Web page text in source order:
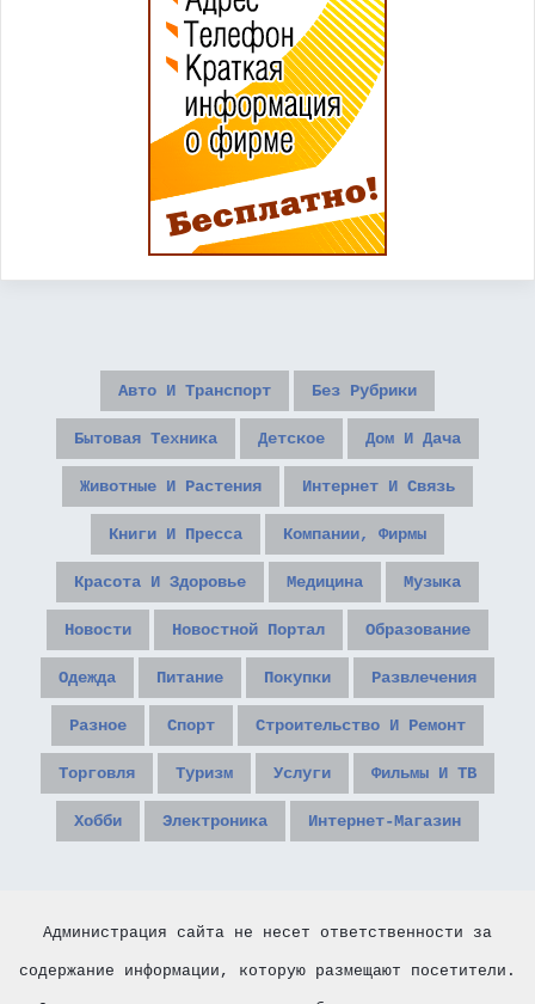
Авто И Транспорт Без Рубрики
Бытовая Техника Детское Дом И Дача
Животные И Растения Интернет И Связь
Книги И Пресса Компании, Фирмы
Красота И Здоровье Медицина Музыка
Новости Новостной Портал Образование
Одежда Питание Покупки Развлечения
Разное Спорт Строительство И Ремонт
Торговля Туризм Услуги Фильмы И ТВ
Хобби Электроника Интернет-Магазин
Администрация сайта не несет ответственности за
содержание информации, которую размещают посетители.